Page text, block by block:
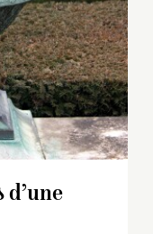
d’une